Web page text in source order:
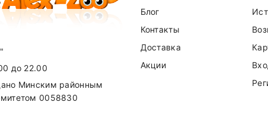
80 кг
до 22.00
Минским районным
0058830
Блог
Контакты
Доставка
Акции